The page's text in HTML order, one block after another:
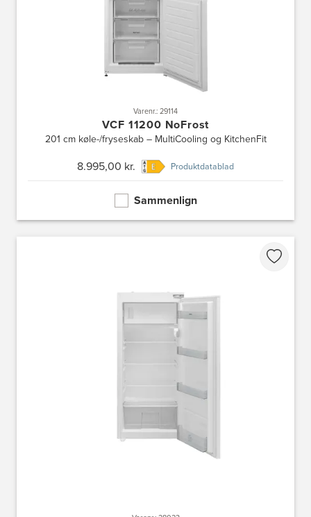
Varenr.: 29114
VCF 11200 NoFrost
201 cm køle-/fryseskab – MultiCooling og KitchenFit
8.995,00 kr. Produktdatablad
Sammenlign